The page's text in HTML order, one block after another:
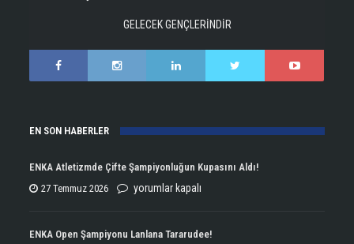
GELECEK GENÇLERİNDİR
EN SON HABERLER
ENKA Atletizmde Çifte Şampiyonluğun Kupasını Aldı!
27 Temmuz 2026
ENKA
Çifte
yorumlar kapalı
ENKA Open Şampiyonu Lanlana Tararudee!